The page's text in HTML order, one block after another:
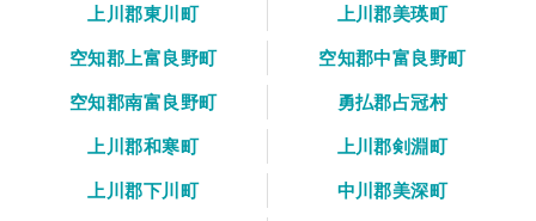
上川郡東川町
上川郡美瑛町
空知郡上富良野町
空知郡中富良野町
空知郡南富良野町
勇払郡占冠村
上川郡和寒町
上川郡剣淵町
上川郡下川町
中川郡美深町